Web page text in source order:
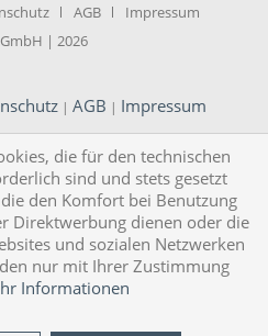
AGB
Impressum
| 2026
| AGB | Impressum
die für den technischen
sind und stets gesetzt
den Komfort bei Benutzung
Direktwerbung dienen oder die
und sozialen Netzwerken
nur mit Ihrer Zustimmung
Informationen